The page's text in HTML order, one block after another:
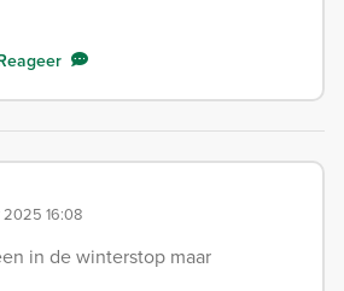
16:08
in de winterstop maar